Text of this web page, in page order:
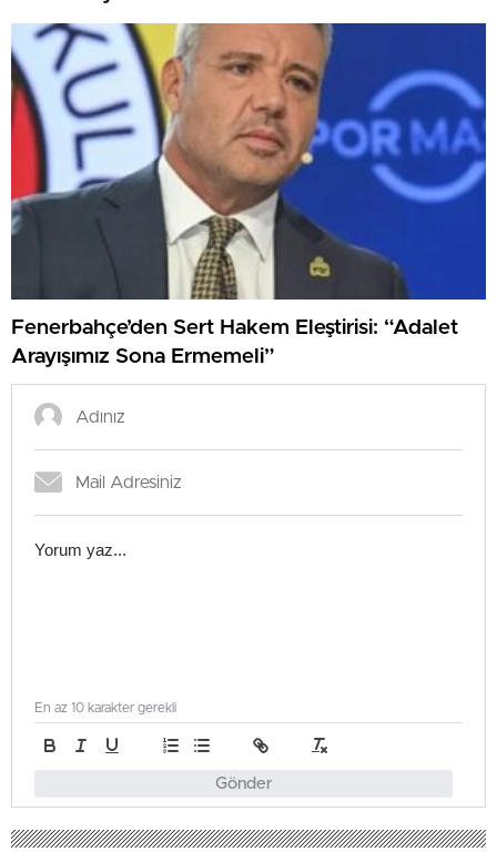
Fenerbahçe’den Sert Hakem Eleştirisi: “Adalet
Arayışımız Sona Ermemeli”
Gönder
En az 10 karakter gerekli